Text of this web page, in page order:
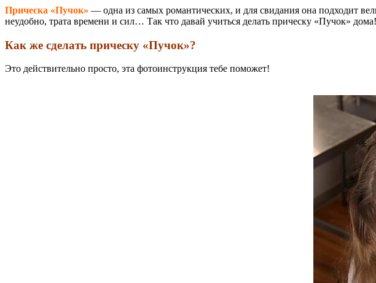
Прическа «Пучок» — одна из самых романтических, и для свидания она подходит
неудобно, трата времени и сил… Так что давай учиться делать прическу «Пучок» дома!
Как же сделать прическу «Пучок»?
Это действительно просто, эта фотоинструкция тебе поможет!